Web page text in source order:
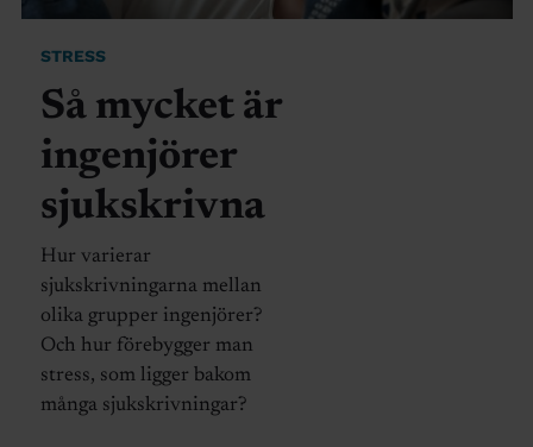
STRESS
Så mycket är
ingenjörer
sjukskrivna
Hur varierar
sjukskrivningarna mellan
olika grupper ingenjörer?
Och hur förebygger man
stress, som ligger bakom
många sjukskrivningar?